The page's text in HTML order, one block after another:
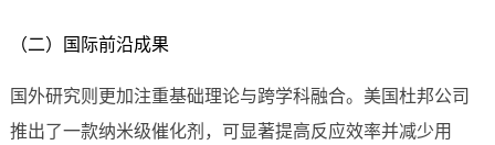
（二）国际前沿成果
国外研究则更加注重基础理论与跨学科融合。美国杜邦公司
推出了一款纳米级催化剂，可显著提高反应效率并减少用